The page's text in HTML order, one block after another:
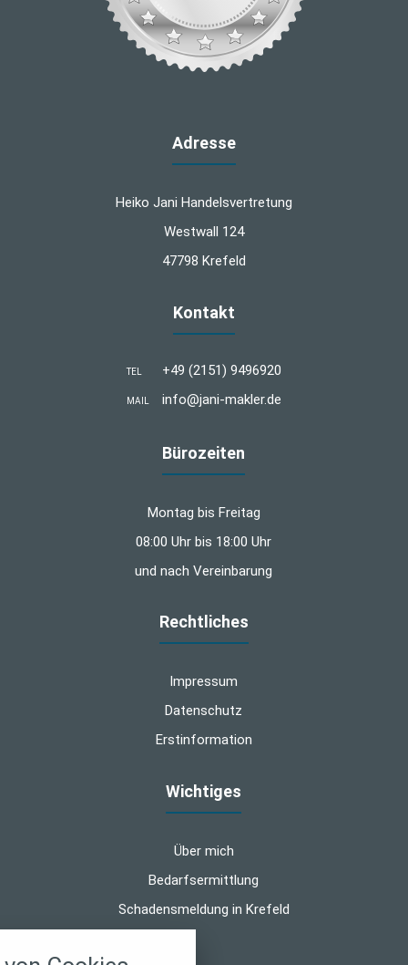
Adresse
Heiko Jani Handelsvertretung
Westwall 124
47798 Krefeld
Kontakt
TEL +49 (2151) 9496920
MAIL info@jani-makler.de
Bürozeiten
Montag bis Freitag
08:00 Uhr bis 18:00 Uhr
und nach Vereinbarung
Rechtliches
Impressum
Datenschutz
Erstinformation
Wichtiges
Über mich
Bedarfsermittlung
Schadensmeldung in Krefeld